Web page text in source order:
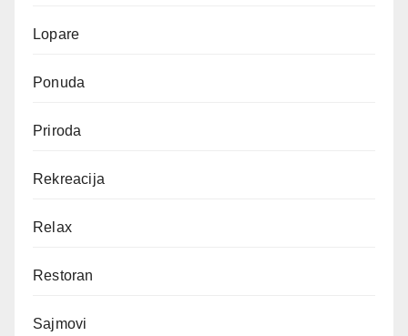
Lopare
Ponuda
Priroda
Rekreacija
Relax
Restoran
Sajmovi